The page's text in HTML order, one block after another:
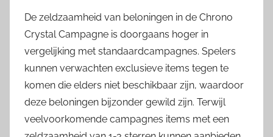
De zeldzaamheid van beloningen in de Chrono
Crystal Campagne is doorgaans hoger in
vergelijking met standaardcampagnes. Spelers
kunnen verwachten exclusieve items tegen te
komen die elders niet beschikbaar zijn, waardoor
deze beloningen bijzonder gewild zijn. Terwijl
veelvoorkomende campagnes items met een